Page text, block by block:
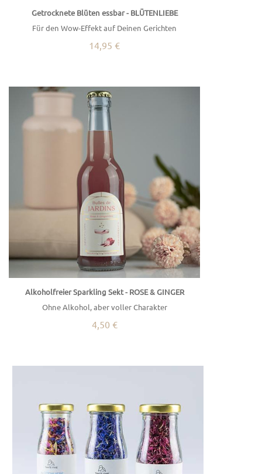
Getrocknete Blüten essbar - BLÜTENLIEBE
Für den Wow-Effekt auf Deinen Gerichten
14,95 €
Alkoholfreier Sparkling Sekt - ROSE & GINGER
Ohne Alkohol, aber voller Charakter
4,50 €